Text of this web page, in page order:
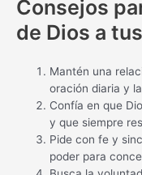
Consejos
de Dios a
Mantén una
oración diaria y
Confía en que
y que siempre
Pide con fe y
poder para